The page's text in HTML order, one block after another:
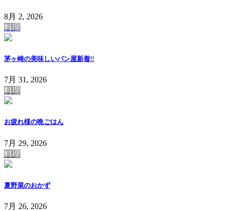
8月 2, 2026
料理
茅ヶ崎の美味しいパン屋新着!!
7月 31, 2026
料理
お疲れ様の晩ごはん
7月 29, 2026
料理
夏野菜のおかず
7月 26, 2026